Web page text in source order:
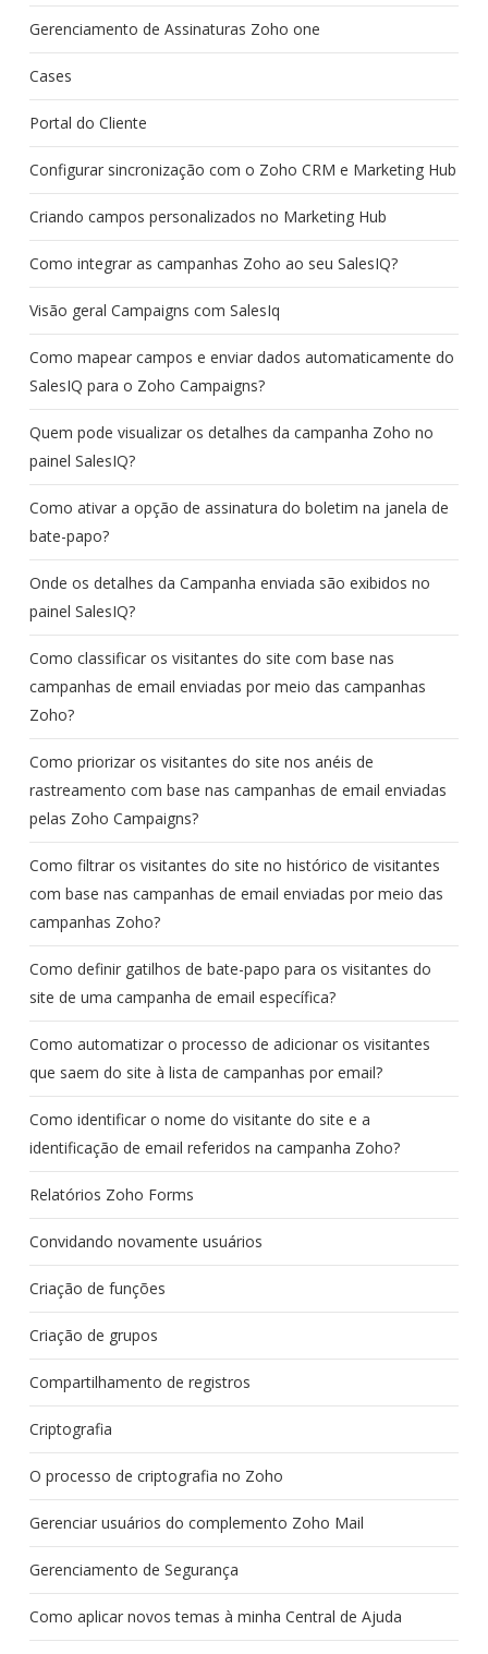
Gerenciamento de Assinaturas Zoho one
Cases
Portal do Cliente
Configurar sincronização com o Zoho CRM e Marketing Hub
Criando campos personalizados no Marketing Hub
Como integrar as campanhas Zoho ao seu SalesIQ?
Visão geral Campaigns com SalesIq
Como mapear campos e enviar dados automaticamente do
SalesIQ para o Zoho Campaigns?
Quem pode visualizar os detalhes da campanha Zoho no
painel SalesIQ?
Como ativar a opção de assinatura do boletim na janela de
bate-papo?
Onde os detalhes da Campanha enviada são exibidos no
painel SalesIQ?
Como classificar os visitantes do site com base nas
campanhas de email enviadas por meio das campanhas
Zoho?
Como priorizar os visitantes do site nos anéis de
rastreamento com base nas campanhas de email enviadas
pelas Zoho Campaigns?
Como filtrar os visitantes do site no histórico de visitantes
com base nas campanhas de email enviadas por meio das
campanhas Zoho?
Como definir gatilhos de bate-papo para os visitantes do
site de uma campanha de email específica?
Como automatizar o processo de adicionar os visitantes
que saem do site à lista de campanhas por email?
Como identificar o nome do visitante do site e a
identificação de email referidos na campanha Zoho?
Relatórios Zoho Forms
Convidando novamente usuários
Criação de funções
Criação de grupos
Compartilhamento de registros
Criptografia
O processo de criptografia no Zoho
Gerenciar usuários do complemento Zoho Mail
Gerenciamento de Segurança
Como aplicar novos temas à minha Central de Ajuda